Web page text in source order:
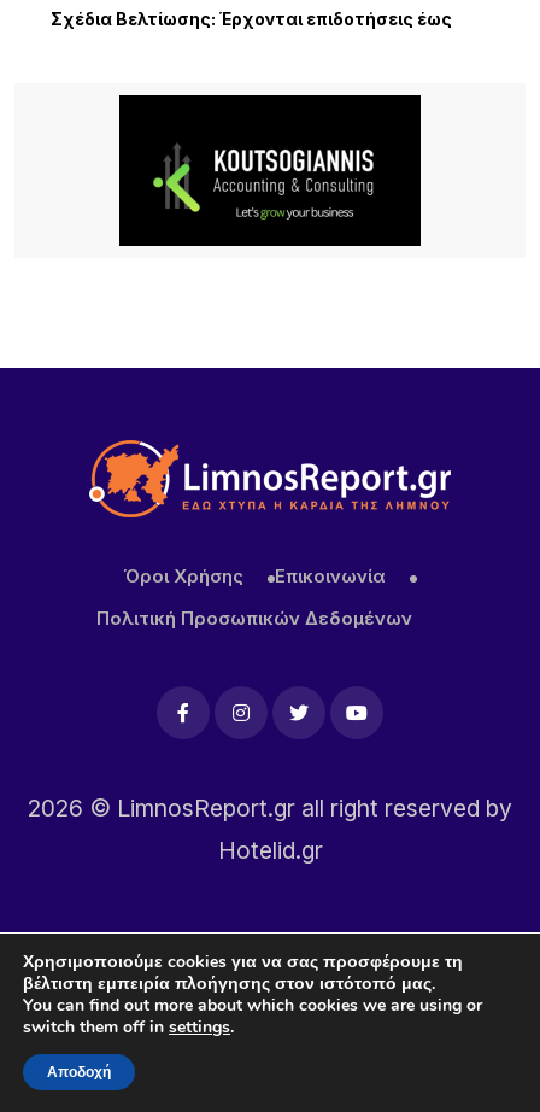
Σχέδια Βελτίωσης: Έρχονται επιδοτήσεις έως
Κύκλος Ομιλιών για τα 100 χρόνια της Νέας
Κούταλης Ιστορία, προσωπικότητες και
συλλογική μνήμη 9, 10 Αυγούστου 2026 |
την παράδοση
12 ΏΡΕΣ ΠΡΙΝ
Όροι Χρήσης
Επικοινωνία
Πολιτική Προσωπικών Δεδομένων
2026 © LimnosReport.gr all right reserved by
Hotelid.gr
Χρησιμοποιούμε cookies για να σας προσφέρουμε τη
βέλτιστη εμπειρία πλοήγησης στον ιστότοπό μας.
You can find out more about which cookies we are using or
switch them off in settings.
Αποδοχή